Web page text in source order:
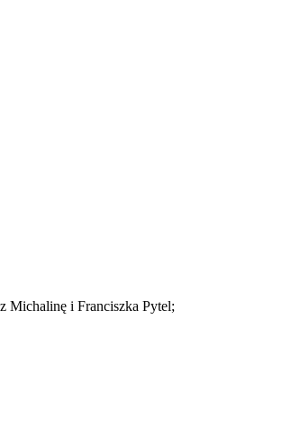
Michalinę i Franciszka Pytel;